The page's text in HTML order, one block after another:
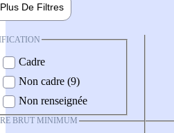
Plus De Filtres
Cadre
Non cadre (9)
Non renseignée
BRUT MINIMUM